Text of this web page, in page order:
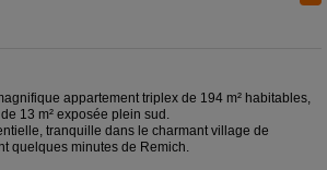
appartement triplex de 194 m² habitables,
13 m² exposée plein sud.
tranquille dans le charmant village de
quelques minutes de Remich.